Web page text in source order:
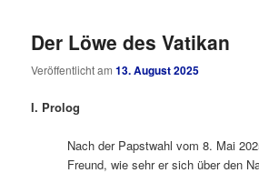
Der Löwe des Vatikan
Veröffentlicht am13. August 2025
I. Prolog
Nach der Papstwahl vom 8. Mai
Freund, wie sehr er sich über den